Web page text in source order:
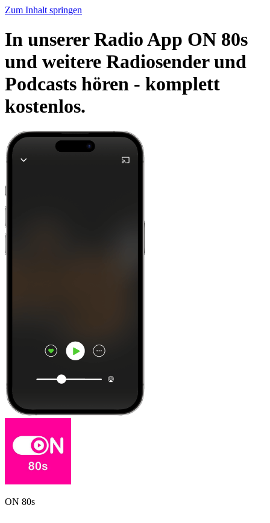
Zum Inhalt springen
In unserer Radio App ON 80s
und weitere Radiosender und
Podcasts hören - komplett
kostenlos.
ON 80s